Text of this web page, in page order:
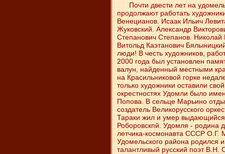
Почти двести лет на
продолжают работать
Венецианов. Исаак Ильич
Жуковский. Александр
Степанович Степанов. Николай
Витольд Каэтанович
люди! В честь художников,
2000 года был установлен
валун, найден­ный местными
на Красильниковой горке
только художники оставили
окрестностях Удомли было
Попова. В сельце Марьино
создатель Великорусского
Тараки жил и умер выдающийся
Роборовскпй. Удомля - родина
летчика-космонавта СССР О.Г.
Удомельского района родился
талантливый русский поэт В.Н.